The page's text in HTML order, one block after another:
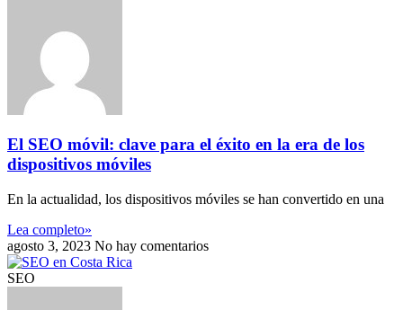
El SEO móvil: clave para el éxito en la era de los
dispositivos móviles
En la actualidad, los dispositivos móviles se han convertido en una
Lea completo»
agosto 3, 2023 No hay comentarios
SEO